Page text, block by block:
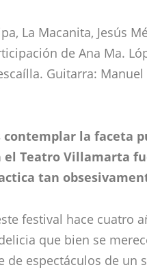
La Macanita, Jesús
de Ana Ma.
Guitarra:
la faceta
el Teatro Villamarta
tan
festival hace cuatro
delicia que bien se
espectáculos de un